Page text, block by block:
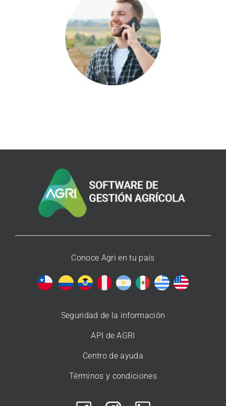
Conoce Agri en tu país
Seguridad de la información
API de AGRI
Centro de ayuda
Términos y condiciones